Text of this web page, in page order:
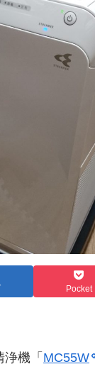
Pocket
機「 MC55W